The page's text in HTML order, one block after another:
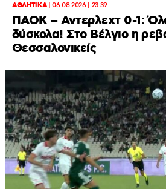
ΑΘΛΗΤΙΚΑ|06.08.2026 | 23:39
ΠΑΟΚ – Αντερλεχτ 0-1:
δύσκολα! Στο Βέλγιο η
Θεσσαλονικείς